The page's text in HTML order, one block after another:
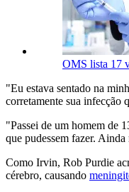
OMS lista 17
"Eu estava sentado na
corretamente sua infecção
"Passei de um homem de
que pudessem fazer.
Como Irvin, Rob Purdie
cérebro, causando